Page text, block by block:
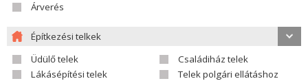
Árverés
Építkezési telkek
Üdülő telek
Családiház telek
Lákásépítési telek
Telek polgári ellátáshoz